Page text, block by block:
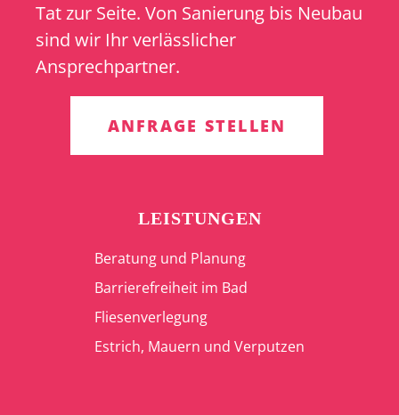
Tat zur Seite. Von Sanierung bis Neubau
sind wir Ihr verlässlicher
Ansprechpartner.
ANFRAGE STELLEN
LEISTUNGEN
Beratung und Planung
Barrierefreiheit im Bad
Fliesenverlegung
Estrich, Mauern und Verputzen